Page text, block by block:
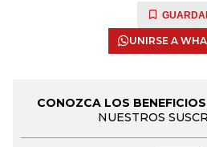
UNIRSE A
CONOZCA LOS
NUESTROS